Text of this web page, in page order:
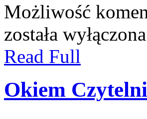
Możliwość
została wyłączona
Read Full
Okiem